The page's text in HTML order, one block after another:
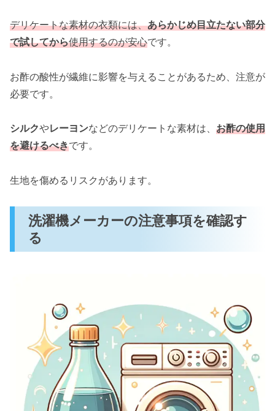
デリケートな素材の衣類には、あらかじめ目立たない部分
で試してから使用するのが安心です。
お酢の酸性が繊維に影響を与えることがあるため、注意が
必要です。
シルクやレーヨンなどのデリケートな素材は、 お酢の使用
を避けるべきです。
生地を傷めるリスクがあります。
洗濯機メーカーの注意事項を確認す
る